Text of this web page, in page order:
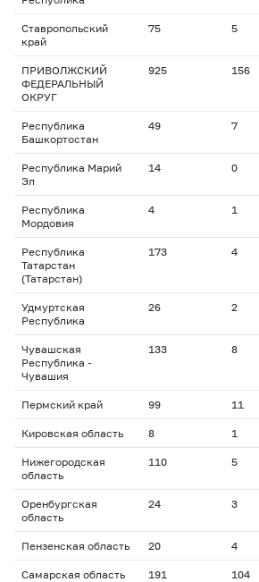
Ставропольский
край
75 5
ПРИВОЛЖСКИЙ
ФЕДЕРАЛЬНЫЙ
ОКРУГ
925 156
Республика
Башкортостан
49 7
Республика Марий
Эл
14 0
Республика
Мордовия
4 1
Республика
Татарстан
(Татарстан)
173 4
Удмуртская
Республика
26 2
Чувашская
Республика -
Чувашия
133 8
Пермский край 99 11
Кировская область 8 1
Нижегородская
область
110 5
Оренбургская
область
24 3
Пензенская область 20 4
Самарская область 191 104